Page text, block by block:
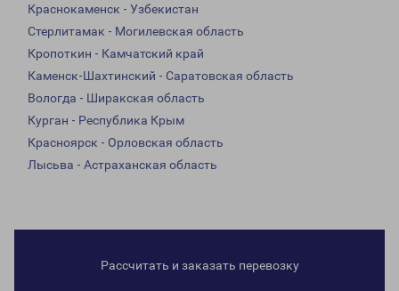
Краснокаменск - Узбекистан
Стерлитамак - Могилевская область
Кропоткин - Камчатский край
Каменск-Шахтинский - Саратовская область
Вологда - Ширакская область
Курган - Республика Крым
Красноярск - Орловская область
Лысьва - Астраханская область
Рассчитать и заказать перевозку